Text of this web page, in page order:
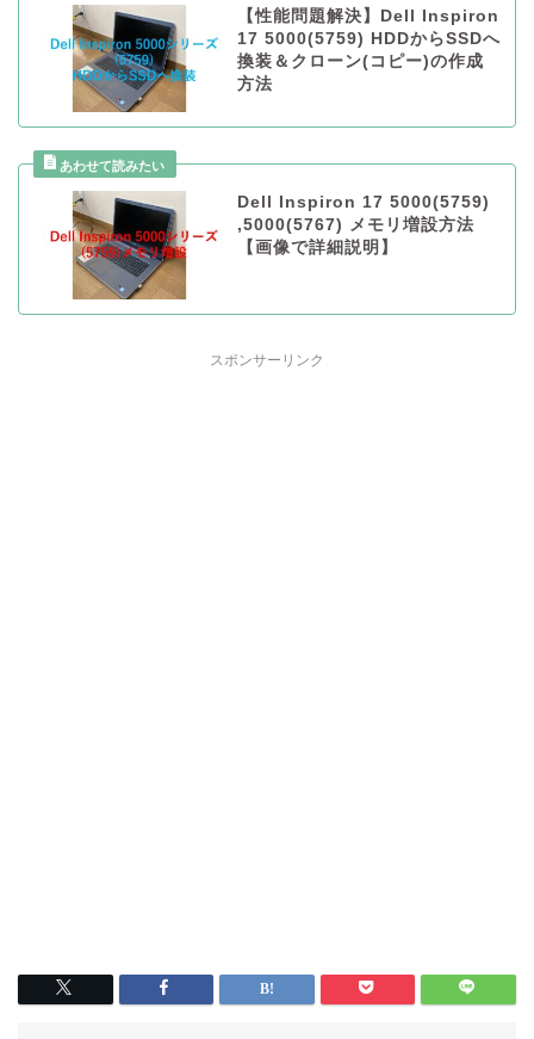
【性能問題解決】Dell Inspiron
17 5000(5759) HDDからSSDへ
換装＆クローン(コピー)の作成
方法
Dell Inspiron 17 5000(5759)
,5000(5767) メモリ増設方法
【画像で詳細説明】
スポンサーリンク